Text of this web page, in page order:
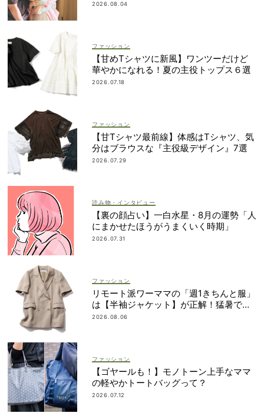
2026.08.04
ファッション
【甘めTシャツに新風】ワンツーだけど
華やかになれる！夏の主役トップス６選
2026.07.18
ファッション
【甘Tシャツ最前線】体感はTシャツ、気
分はブラウスな『主役級デザイン』7選
2026.07.29
読み物・インタビュー
【裏の顔占い】一白水星・8月の運勢「人
にまかせたほうがうまくいく時期」
2026.07.31
ファッション
リモート派ワーママの「週1きちんと服」
は【半袖ジャケット】が正解！猛暑でも
涼しい名品5選
2026.08.06
ファッション
【ゴヤールも！】モノトーン上手なママ
の軽やかトートバッグって？
2026.07.12